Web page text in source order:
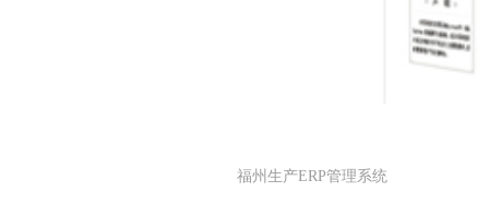
福州生产ERP管理系统